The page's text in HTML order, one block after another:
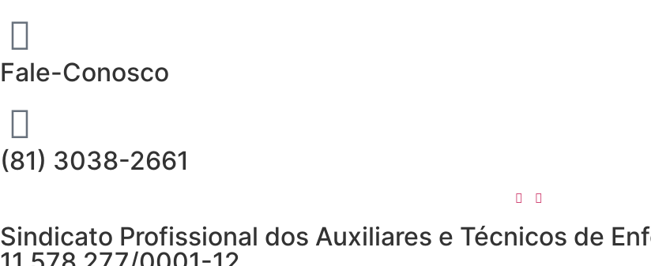
Fale-Conosco
(81) 3038-2661
Sindicato Profissional dos Auxiliares e Técnicos de